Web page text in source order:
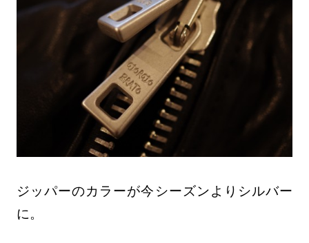
ジッパーのカラーが今シーズンよりシルバー
に。